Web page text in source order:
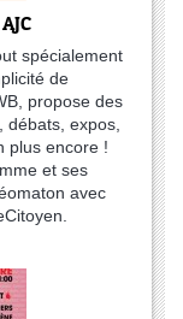
spécialement
de
propose des
expos,
plus encore !
et ses
avec